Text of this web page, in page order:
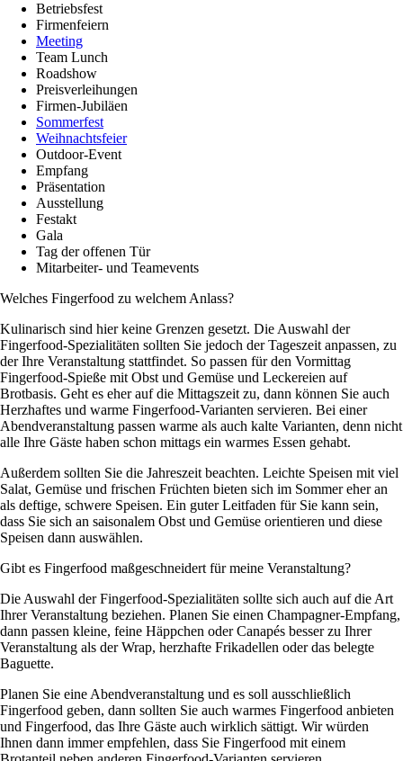
Betriebsfest
Firmenfeiern
Meeting
Team Lunch
Roadshow
Preisverleihungen
Firmen-Jubiläen
Sommerfest
Weihnachtsfeier
Outdoor-Event
Empfang
Präsentation
Ausstellung
Festakt
Gala
Tag der offenen Tür
Mitarbeiter- und Teamevents
Welches Fingerfood zu welchem Anlass?
Kulinarisch sind hier keine Grenzen gesetzt. Die Auswahl der
Fingerfood-Spezialitäten sollten Sie jedoch der Tageszeit anpassen, zu
der Ihre Veranstaltung stattfindet. So passen für den Vormittag
Fingerfood-Spieße mit Obst und Gemüse und Leckereien auf
Brotbasis. Geht es eher auf die Mittagszeit zu, dann können Sie auch
Herzhaftes und warme Fingerfood-Varianten servieren. Bei einer
Abendveranstaltung passen warme als auch kalte Varianten, denn nicht
alle Ihre Gäste haben schon mittags ein warmes Essen gehabt.
Außerdem sollten Sie die Jahreszeit beachten. Leichte Speisen mit viel
Salat, Gemüse und frischen Früchten bieten sich im Sommer eher an
als deftige, schwere Speisen. Ein guter Leitfaden für Sie kann sein,
dass Sie sich an saisonalem Obst und Gemüse orientieren und diese
Speisen dann auswählen.
Gibt es Fingerfood maßgeschneidert für meine Veranstaltung?
Die Auswahl der Fingerfood-Spezialitäten sollte sich auch auf die Art
Ihrer Veranstaltung beziehen. Planen Sie einen Champagner-Empfang,
dann passen kleine, feine Häppchen oder Canapés besser zu Ihrer
Veranstaltung als der Wrap, herzhafte Frikadellen oder das belegte
Baguette.
Planen Sie eine Abendveranstaltung und es soll ausschließlich
Fingerfood geben, dann sollten Sie auch warmes Fingerfood anbieten
und Fingerfood, das Ihre Gäste auch wirklich sättigt. Wir würden
Ihnen dann immer empfehlen, dass Sie Fingerfood mit einem